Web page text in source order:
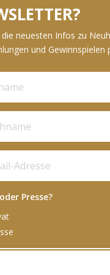
die neuesten Infos zu
und Gewinnspielen
Presse?